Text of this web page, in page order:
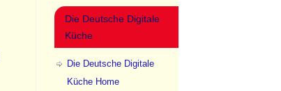
Die Deutsche Digitale
Küche
Die Deutsche Digitale
Küche Home